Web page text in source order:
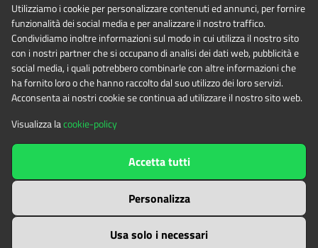
Tel. 0122.854720
E-mailalpicozie@cert.ruparpiemonte.it
The contents of this websitebyEnte di gestione delle aree
protette delle Alpi Cozieis licensed under
Attribution-NonCommercial-NoDerivatives 4.0 International
Utilizziamo i cookie per personalizzare contenuti ed annunci, per fornire
funzionalità dei social media e per analizzare il nostro traffico.
Condividiamo inoltre informazioni sul modo in cui utilizza il nostro sito
con i nostri partner che si occupano di analisi dei dati web, pubblicità e
social media, i quali potrebbero combinarle con altre informazioni che
ha fornito loro o che hanno raccolto dal suo utilizzo dei loro servizi.
Acconsenta ai nostri cookie se continua ad utilizzare il nostro sito web.
Visualizza lacookie-policy
Usa solo i necessari
Personalizza
Accetta tutti